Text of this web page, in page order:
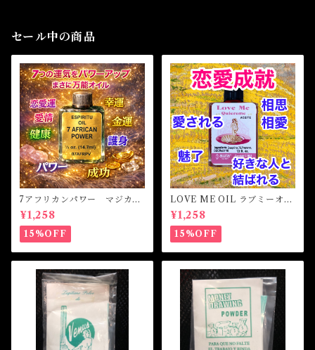
セール中の商品
7アフリカンパワー マジカル
オイル・魔女オイル 7AFRI
CAN POWERS Magical Oil
¥1,258
15%OFF
LOVE ME OIL ラブミーオイ
ル -相思相愛・愛される-
¥1,258
15%OFF